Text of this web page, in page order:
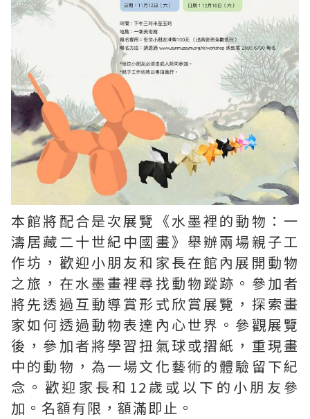
本館將配合是次展覽《水墨裡的動物：一
濤居藏二十世紀中國畫》舉辦兩場親子工
作坊，歡迎小朋友和家長在館內展開動物
之旅，在水墨畫裡尋找動物蹤跡。參加者
將先透過互動導賞形式欣賞展覽，探索畫
家如何透過動物表達內心世界。參觀展覽
後，參加者將學習扭氣球或摺紙，重現畫
中的動物，為一場文化藝術的體驗留下紀
念。歡迎家長和12歲或以下的小朋友參
加。名額有限，額滿即止。